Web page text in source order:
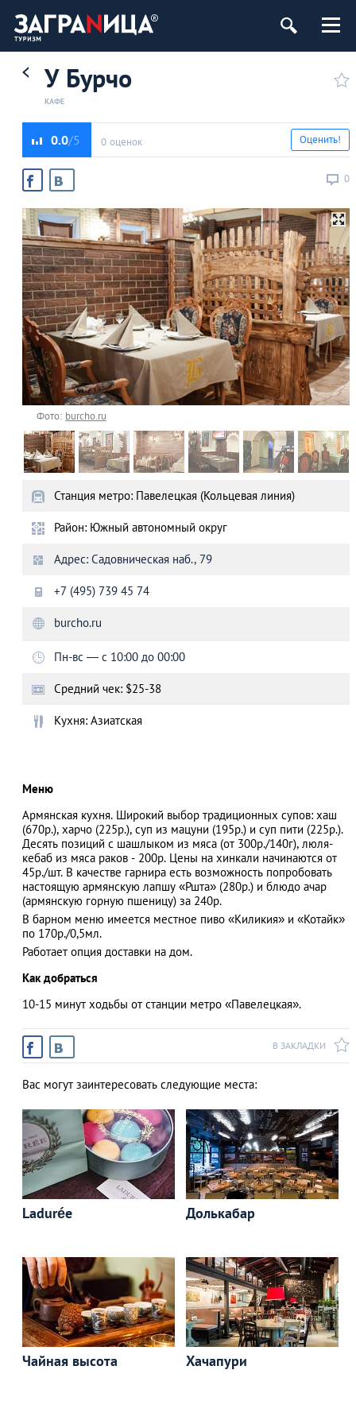
У Бурчо
КАФЕ
0.0 0 оценок
0
Оценить!
Фото: burcho.ru
Станция метро: Павелецкая (Кольцевая линия)
Район: Южный автономный округ
Адрес: Садовническая наб., 79
+7 (495) 739 45 74
burcho.ru
Пн-вс — с 10:00 до 00:00
Средний чек: $25-38
Кухня: Азиатская
Меню
Армянская кухня. Широкий выбор традиционных супов: хаш
(670р.), харчо (225р.), суп из мацуни (195р.) и суп пити (225р.).
Десять позиций с шашлыком из мяса (от 300р./140г), люля-
кебаб из мяса раков - 200р. Цены на хинкали начинаются от
45р./шт. В качестве гарнира есть возможность попробовать
настоящую армянскую лапшу «Ршта» (280р.) и блюдо ачар
(армянскую горную пшеницу) за 240р.
В барном меню имеется местное пиво «Киликия» и «Котайк»
по 170р./0,5мл.
Работает опция доставки на дом.
Как добраться
10-15 минут ходьбы от станции метро «Павелецкая».
В ЗАКЛАДКИ
Вас могут заинтересовать следующие места:
Ladurée Долькабар
Чайная высота Хачапури